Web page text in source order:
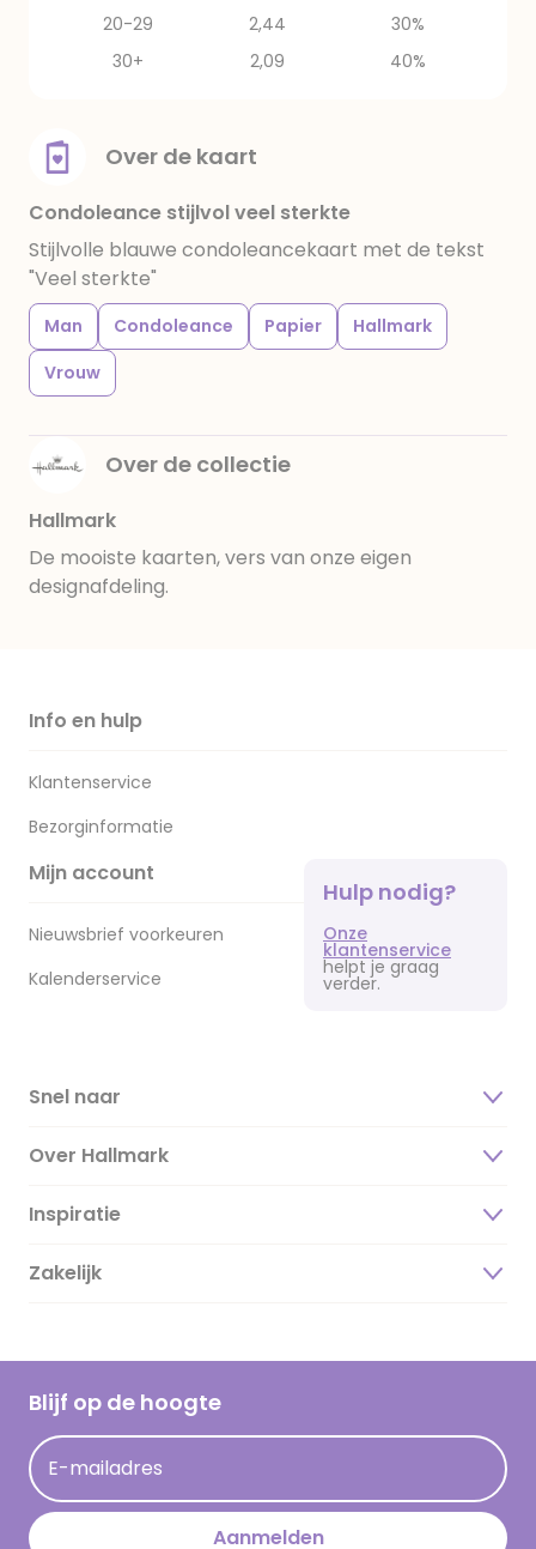
20-29
2,44
30%
30+
2,09 40%
Over de kaart
Condoleance stijlvol veel sterkte
Stijlvolle blauwe condoleancekaart met de tekst
"Veel sterkte"
Man Condoleance Papier
Hallmark
Vrouw
Over de collectie
Hallmark
De mooiste kaarten, vers van onze eigen
designafdeling.
Info en hulp
Klantenservice
Bezorginformatie
Mijn account
Nieuwsbrief voorkeuren
Kalenderservice
Hulp nodig?
Onze
klantenservice
helpt je graag
verder.
Snel naar
Over Hallmark
Over ons
Duurzaamheid
Hallmark Kaartclub
Acties
Persberichten
Hallmark en Kinderpostzegels
Inspiratie
Magazine
Cadeau inspiratie
Kaartinspiratie
Zakelijk
Blijf op de hoogte
E-mailadres
Aanmelden